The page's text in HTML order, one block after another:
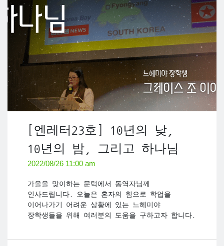
[엔레터23호] 10년의 낮,
10년의 밤, 그리고 하나님
2022/08/26 11:00 am
가을을 맞이하는 문턱에서 동역자님께
인사드립니다. 오늘은 혼자의 힘으로 학업을
이어나가기 어려운 상황에 있는 느헤미야
장학생들을 위해 여러분의 도움을 구하고자 합니다.